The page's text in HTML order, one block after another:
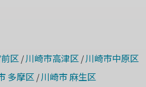
区 / 川崎市高津区 / 川崎市中原区
多摩区 / 川崎市 麻生区